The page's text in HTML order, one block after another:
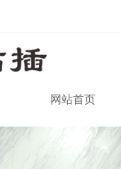
网站首页